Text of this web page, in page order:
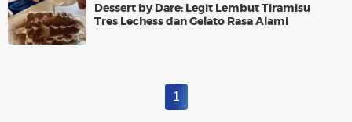
Dessert by Dare: Legit Lembut Tiramisu
Tres Lechess dan Gelato Rasa Alami
1